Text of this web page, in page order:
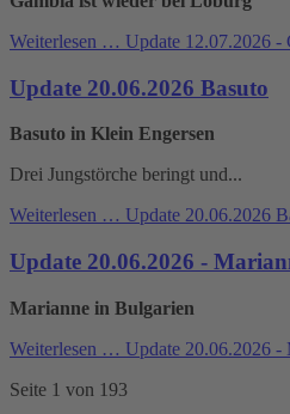
Weiterlesen … Update 12.07.2026 -
Update 20.06.2026 Basuto
Basuto in Klein Engersen
Drei Jungstörche beringt und...
Weiterlesen … Update 20.06.2026
Update 20.06.2026 -
Marianne in Bulgarien
Weiterlesen … Update 20.06.2026 -
Seite 1 von 193